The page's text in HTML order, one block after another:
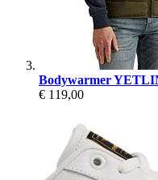
Bodywarmer
€ 119,00